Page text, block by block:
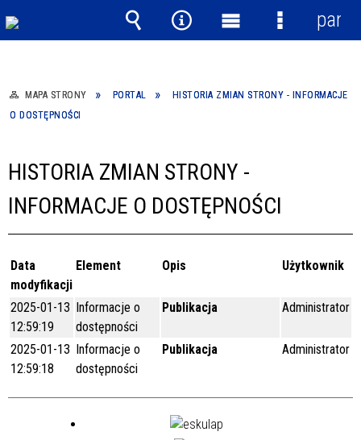
MAPA STRONY PORTAL
HISTORIA ZMIAN STRONY - INFORMACJE
O DOSTĘPNOŚCI
HISTORIA ZMIAN STRONY -
INFORMACJE O DOSTĘPNOŚCI
Data
modyfikacji
Element Opis Użytkownik
2025-01-13
12:59:19
Informacje o
dostępności
Publikacja Administrator
2025-01-13
12:59:18
Informacje o
dostępności
Publikacja Administrator
Wyszukiwarka
Narzędzia
Menu Menu
panel